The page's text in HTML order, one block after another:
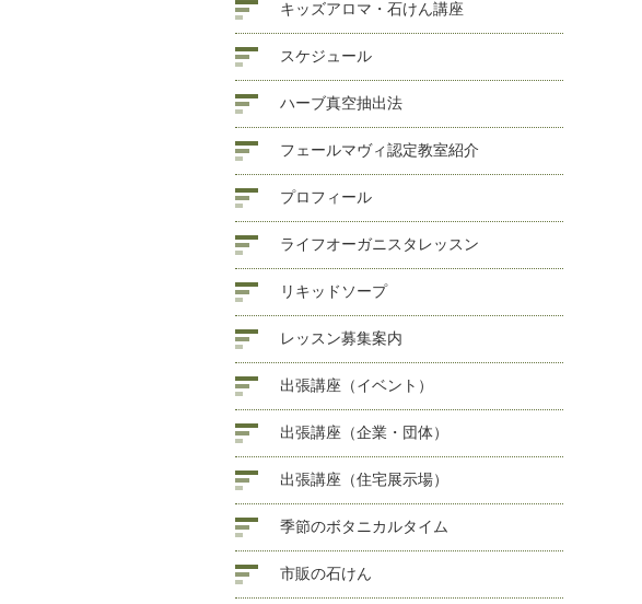
キッズアロマ・石けん講座
スケジュール
ハーブ真空抽出法
フェールマヴィ認定教室紹介
プロフィール
ライフオーガニスタレッスン
リキッドソープ
レッスン募集案内
出張講座（イベント）
出張講座（企業・団体）
出張講座（住宅展示場）
季節のボタニカルタイム
市販の石けん